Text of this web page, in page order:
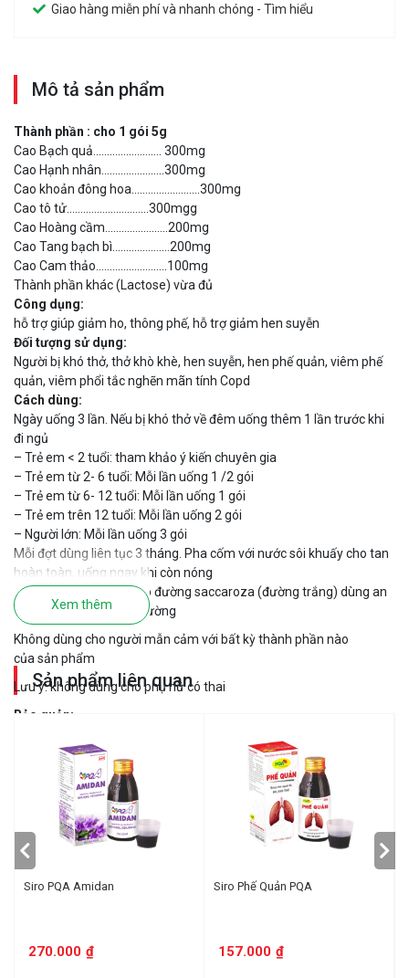
Giao hàng miễn phí và nhanh chóng - Tìm hiểu
Mô tả sản phẩm
Thành phần : cho 1 gói 5g
Cao Bạch quả……………………. 300mg
Cao Hạnh nhân…………………..300mg
Cao khoản đông hoa…………………….300mg
Cao tô tử…………………………300mgg
Cao Hoàng cầm…………………..200mg
Cao Tang bạch bì…………………200mg
Cao Cam thảo……………………..100mg
Thành phần khác (Lactose) vừa đủ
Công dụng:
hỗ trợ giúp giảm ho, thông phế, hỗ trợ giảm hen suyễn
Đối tượng sử dụng:
Người bị khó thở, thở khò khè, hen suyễn, hen phế quản, viêm phế
quản, viêm phổi tắc nghẽn mãn tính Copd
Cách dùng:
Ngày uống 3 lần. Nếu bị khó thở về đêm uống thêm 1 lần trước khi
đi ngủ
– Trẻ em < 2 tuổi: tham khảo ý kiến chuyên gia
– Trẻ em từ 2- 6 tuổi: Mỗi lần uống 1 /2 gói
– Trẻ em từ 6- 12 tuổi: Mỗi lần uống 1 gói
– Trẻ em trên 12 tuổi: Mỗi lần uống 2 gói
– Người lớn: Mỗi lần uống 3 gói
Mỗi đợt dùng liên tục 3 tháng. Pha cốm với nước sôi khuấy cho tan
hoàn toàn, uống ngay khi còn nóng
Sản phẩm này không có đường saccaroza (đường trắng) dùng an
toàn cho người bị tiểu đường
Không dùng cho người mẫn cảm với bất kỳ thành phần nào
của sản phẩm
Lưu ý: không dùng cho phụ nữ có thai
Bảo quản:
Thời hạn sử dụng:
36 tháng kể từ ngày sản xuất,
*Tác dụng đa dạng tùy cơ địa mỗi người
Xem thêm
Sản phẩm liên quan
Siro PQA Amidan
270.000 ₫
Siro Phế Quản PQA
157.000 ₫